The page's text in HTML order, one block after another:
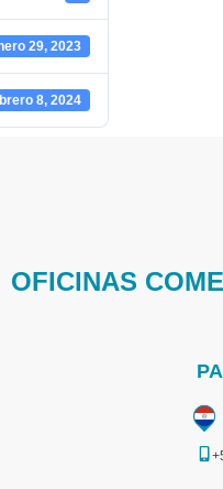
29, 2023
8, 2024
OFICINAS